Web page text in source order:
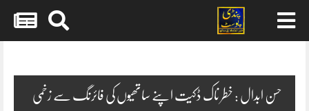
حسن ابدال : خطر ناک ڈکیت اپنے ساتھیوں کی فائرنگ سے زخمی